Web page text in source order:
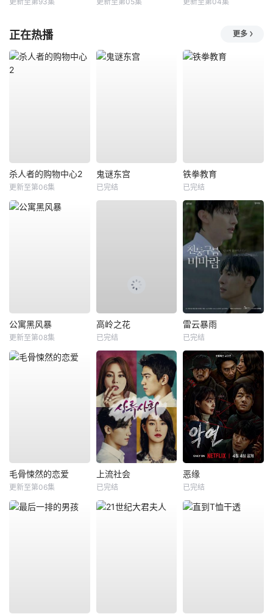
正在热播 更多
杀人者的购物中心2
更新至第06集
鬼谜东宫
已完结
铁拳教育
已完结
公寓黑风暴
更新至第08集
高岭之花
已完结
雷云暴雨
已完结
毛骨悚然的恋爱
更新至第06集
上流社会
已完结
恶缘
已完结